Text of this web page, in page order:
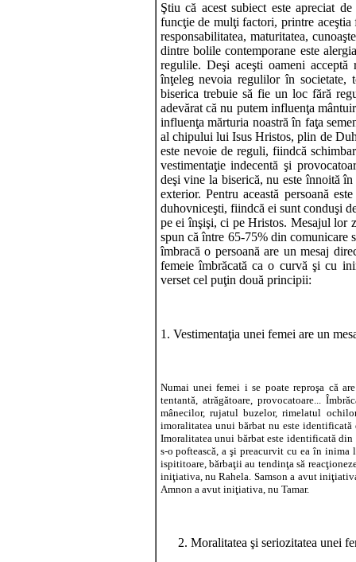
Ştiu că acest subiect este apreciat
funcţie de mulţi factori, printre
responsabilitatea, maturitatea,
dintre bolile contemporane este
regulile. Deşi aceşti oameni
înţeleg nevoia regulilor în societate,
biserica trebuie să fie un loc fără
adevărat că nu putem influenţa
influenţa mărturia noastră în faţa
al chipului lui Isus Hristos, plin de
este nevoie de reguli, fiindcă
vestimentaţie indecentă şi
deşi vine la biserică, nu este înnoită
exterior. Pentru această persoană
duhovniceşti, fiindcă ei sunt conduşi
pe ei înşişi, ci pe Hristos. Mesajul lor
spun că între 65-75% din comunicare
îmbracă o persoană are un mesaj
femeie îmbrăcată ca o curvă şi cu
verset cel puţin două principii:
1. Vestimentaţia unei femei are un
Numai unei femei i se poate reproşa că
tentantă, atrăgătoare, provocatoare...
mânecilor, rujatul buzelor, rimelatul
imoralitatea unui bărbat nu este
Imoralitatea unui bărbat este identificată
s-o poftească, a şi preacurvit cu ea în
ispititoare, bărbaţii au tendinţa să
iniţiativa, nu Rahela. Samson a avut
Amnon a avut iniţiativa, nu Tamar.
2. Moralitatea şi seriozitatea unei